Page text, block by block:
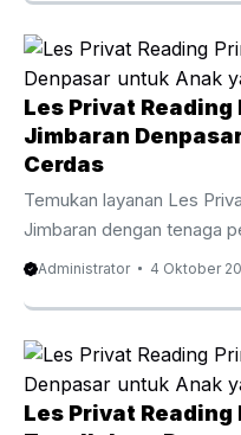
tutor for kids Bali
guidance that respects
families in Bali enjoy
national international and
home based approach
parents feel involved. At
Les Privat
Jimbaran
Cerdas
Temukan layanan Les
Jimbaran dengan tenaga
pendekatan interaktif yang
Inggris sejak Kecil Les
Jimbaran menjadi
mengembangkan
bahasa Inggris sejak kecil.
Administrator 4 Oktober
Les Privat